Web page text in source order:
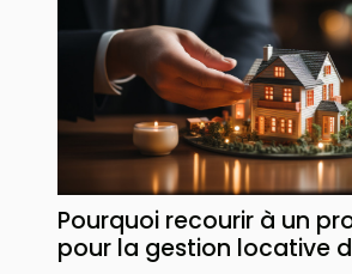
Pourquoi recourir à un
pour la gestion locative